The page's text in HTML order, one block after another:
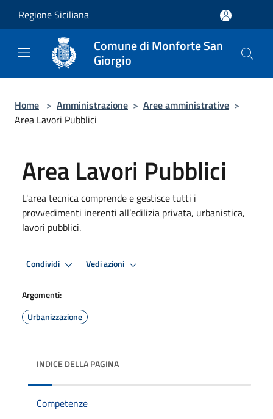
Regione Siciliana
Comune di Monforte San
Giorgio
Home > Amministrazione > Aree amministrative >
Area Lavori Pubblici
Area Lavori Pubblici
L'area tecnica comprende e gestisce tutti i
provvedimenti inerenti all’edilizia privata, urbanistica,
lavori pubblici.
Condividi Vedi azioni
Argomenti:
Urbanizzazione
INDICE DELLA PAGINA
Competenze